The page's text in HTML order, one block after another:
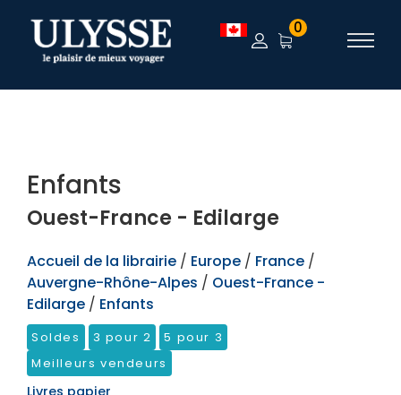
TEST 0
Enfants
Ouest-France - Edilarge
Accueil de la librairie / Europe / France /
Auvergne-Rhône-Alpes / Ouest-France -
Edilarge / Enfants
Soldes 3 pour 2
5 pour 3
Meilleurs vendeurs
Livres papier